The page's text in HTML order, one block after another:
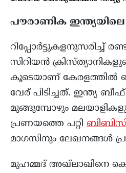
പൗരാണിക
റിപ്പോർട്ടുകളനുസരിച്ച്
സിറിയൻ
കൂടെയാണ് കേരളത്തിൽ
വേര് പിടിച്ചത്. ഇന്ത്യ
മുങ്ങുമ്പോഴും
പ്രണയത്തെ പറ്റി
മാഗസിനും ലേഖനങ്ങൾ
മുഹമ്മദ് അഖ്ലാഖിനെ